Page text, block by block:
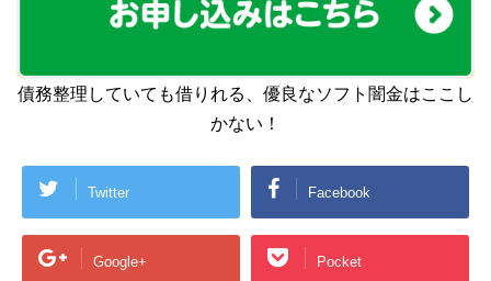
債務整理していても借りれる、優良なソフト闇金はここし
かない！
Twitter Facebook
Google+ Pocket